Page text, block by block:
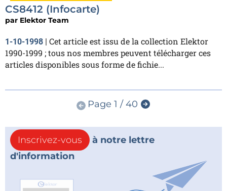
CS8412 (Infocarte)
par Elektor Team
1-10-1998 | Cet article est issu de la collection Elektor
1990-1999 ; tous nos membres peuvent télécharger ces
articles disponibles sous forme de fichie...
Page 1 / 40
Inscrivez-vous
à notre lettre
d'information